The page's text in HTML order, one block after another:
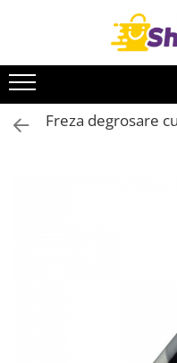
Toate Produsele
Atelier & Bricolaj
Unelte si scule
Freza degrosare